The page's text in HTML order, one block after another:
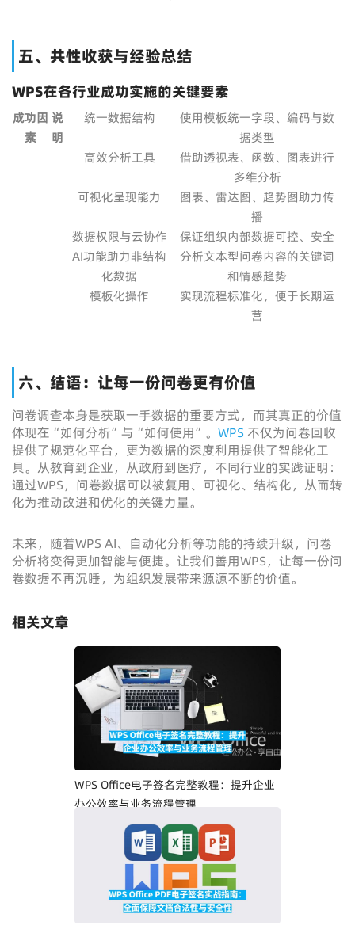
五、共性收获与经验总结
WPS在各行业成功实施的关键要素
成功因
素
说
明
统一数据结构
使用模板统一字段、编码与数
据类型
高效分析工具
借助透视表、函数、图表进行
多维分析
可视化呈现能力
图表、雷达图、趋势图助力传
播
数据权限与云协作
保证组织内部数据可控、安全
AI功能助力非结构
化数据
分析文本型问卷内容的关键词
和情感趋势
模板化操作
实现流程标准化，便于长期运
营
六、结语：让每一份问卷更有价值
问卷调查本身是获取一手数据的重要方式，而其真正的价值
体现在“如何分析”与“如何使用”。 WPS 不仅为问卷回收
提供了规范化平台，更为数据的深度利用提供了智能化工
具。从教育到企业，从政府到医疗，不同行业的实践证明：
通过WPS，问卷数据可以被复用、可视化、结构化，从而转
化为推动改进和优化的关键力量。
未来，随着WPS AI、自动化分析等功能的持续升级，问卷
分析将变得更加智能与便捷。让我们善用WPS，让每一份问
卷数据不再沉睡，为组织发展带来源源不断的价值。
相关文章
WPS Office电子签名完整教程：提升企业
办公效率与业务流程管理